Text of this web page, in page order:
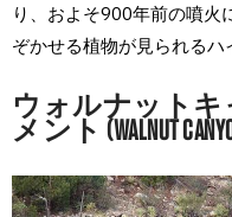
り、およそ900年前の噴火
ぞかせる植物が見られるハ
ウォルナット
メント (WALNUT